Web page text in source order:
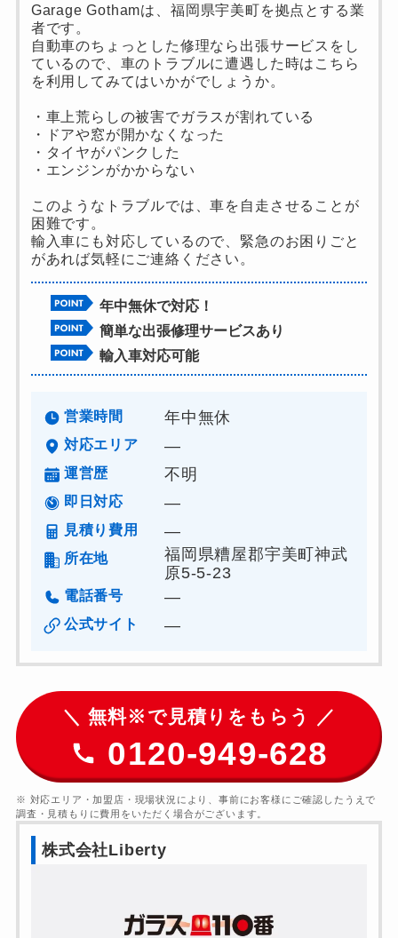
Garage Gothamは、福岡県宇美町を拠点とする業
者です。
自動車のちょっとした修理なら出張サービスをし
ているので、車のトラブルに遭遇した時はこちら
を利用してみてはいかがでしょうか。
・車上荒らしの被害でガラスが割れている
・ドアや窓が開かなくなった
・タイヤがパンクした
・エンジンがかからない
このようなトラブルでは、車を自走させることが
困難です。
輸入車にも対応しているので、緊急のお困りごと
があれば気軽にご連絡ください。
年中無休で対応！
簡単な出張修理サービスあり
輸入車対応可能
営業時間 年中無休
対応エリア ―
運営歴 不明
即日対応 ―
見積り費用 ―
所在地
福岡県糟屋郡宇美町神武
原5-5-23
電話番号 ―
公式サイト ―
＼ 無料※で見積りをもらう ／
0120-949-628
※ 対応エリア・加盟店・現場状況により、事前にお客様にご確認したうえで
調査・見積もりに費用をいただく場合がございます。
株式会社Liberty